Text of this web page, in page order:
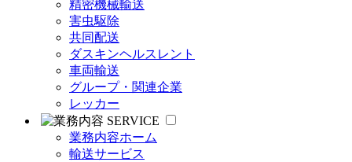
精密機械輸送
害虫駆除
共同配送
ダスキンヘルスレント
車両輸送
グループ・関連企業
レッカー
SERVICE
業務内容ホーム
輸送サービス